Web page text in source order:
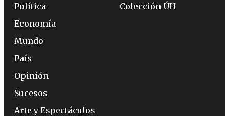
Política
Economía
Mundo
País
Opinión
Sucesos
Arte y Espectáculos
Colección ÚH